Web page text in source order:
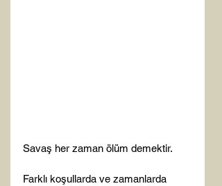
Savaş her zaman ölüm demektir.
Farklı koşullarda ve zamanlarda